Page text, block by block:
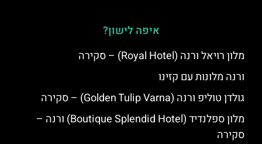
איפה לישון?
מלון רויאל ורנה (Royal Hotel) – סקירה
ורנה מלונות עם קזינו
גולדן טוליפ ורנה (Golden Tulip Varna) – סקירה
מלון ספלנדיד (Boutique Splendid Hotel) ורנה –
סקירה